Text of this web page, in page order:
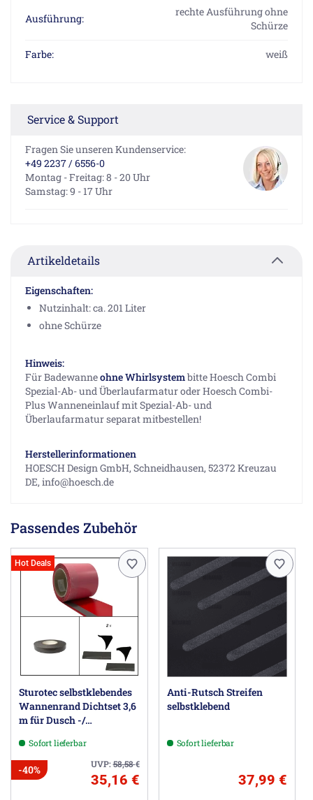
Ausführung:
rechte Ausführung ohne
Schürze
Farbe: weiß
Service & Support
Fragen Sie unseren Kundenservice:
+49 2237 / 6556-0
Montag - Freitag: 8 - 20 Uhr
Samstag: 9 - 17 Uhr
Artikeldetails
Eigenschaften:
Nutzinhalt: ca. 201 Liter
ohne Schürze
Hinweis:
Für Badewanneohne Whirlsystembitte Hoesch Combi
Spezial-Ab- und Überlaufarmatur oder Hoesch Combi-
Plus Wanneneinlauf mit Spezial-Ab- und
Überlaufarmatur separat mitbestellen!
Herstellerinformationen
HOESCH Design GmbH, Schneidhausen, 52372 Kreuzau
DE, info@hoesch.de
Passendes Zubehör
Hot Deals
Sturotec selbstklebendes
Wannenrand Dichtset 3,6
m für Dusch -/
Sofort lieferbar
UVP:58,58€
-40%
35,16 €
Anti-Rutsch Streifen
selbstklebend
Sofort lieferbar
37,99 €